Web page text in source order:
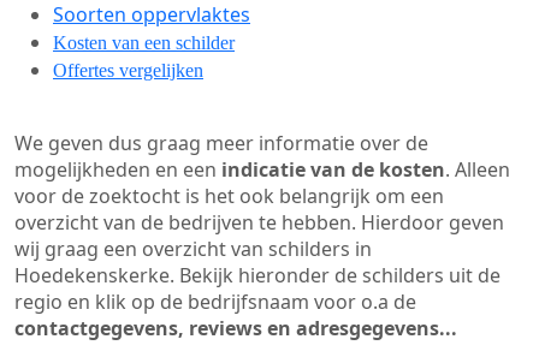
Soorten oppervlaktes
Kosten van een schilder
Offertes vergelijken
We geven dus graag meer informatie over de
mogelijkheden en een indicatie van de kosten. Alleen
voor de zoektocht is het ook belangrijk om een
overzicht van de bedrijven te hebben. Hierdoor geven
wij graag een overzicht van schilders in
Hoedekenskerke. Bekijk hieronder de schilders uit de
regio en klik op de bedrijfsnaam voor o.a de
contactgegevens, reviews en adresgegevens...